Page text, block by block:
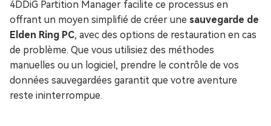
4DDiG Partition Manager facilite ce processus en
offrant un moyen simplifié de créer une sauvegarde de
Elden Ring PC, avec des options de restauration en cas
de problème. Que vous utilisiez des méthodes
manuelles ou un logiciel, prendre le contrôle de vos
données sauvegardées garantit que votre aventure
reste ininterrompue.